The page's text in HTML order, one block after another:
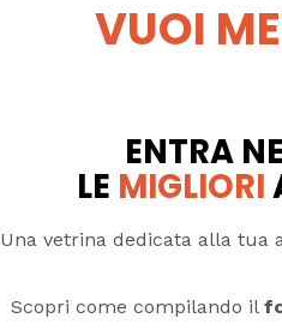
VUOI
ENTRA
LE MIGLIORI
Una vetrina dedicata alla tua
Scopri come compilando il